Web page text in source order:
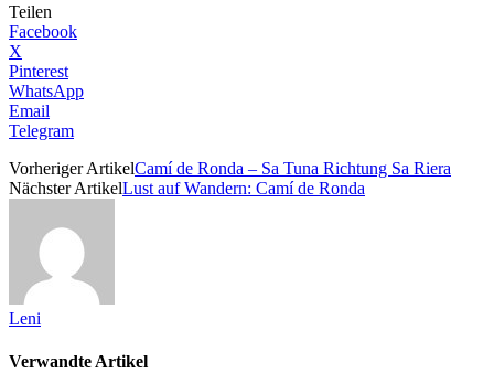
Teilen
Facebook
X
Pinterest
WhatsApp
Email
Telegram
Vorheriger ArtikelCamí de Ronda – Sa Tuna Richtung Sa Riera
Nächster ArtikelLust auf Wandern: Camí de Ronda
Leni
Verwandte Artikel